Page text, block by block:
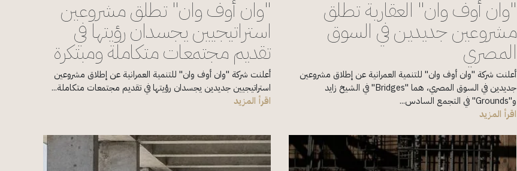
"وان أوف وان" العقارية تطلق
مشروعين جديدين في السوق
المصري
أعلنت شركة "وان أوف وان" للتنمية العمرانية عن إطلاق مشروعين
جديدين في السوق المصري، هما "Bridges" في الشيخ زايد
و"Grounds" في التجمع السادس...
اقرأ المزيد
"وان أوف وان" تطلق مشروعين
استراتيجيين يجسدان رؤيتها في
تقديم مجتمعات متكاملة ومبتكرة
أعلنت شركة "وان أوف وان" للتنمية العمرانية عن إطلاق مشروعين
استراتيجيين جديدين يجسدان رؤيتها في تقديم مجتمعات متكاملة...
اقرأ المزيد